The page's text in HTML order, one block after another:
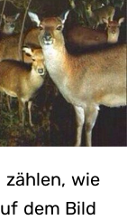
zählen, wie
dem Bild